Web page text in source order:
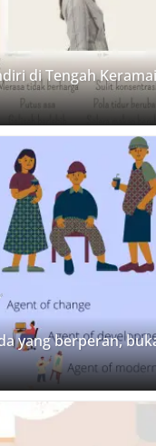
di Tengah
yang berperan,